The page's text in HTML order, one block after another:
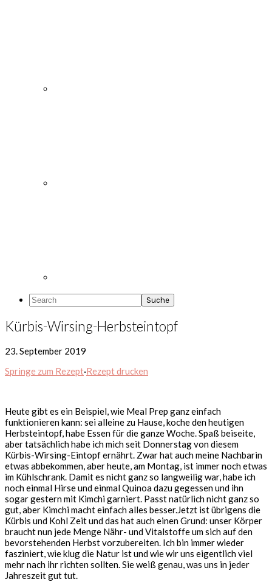
Search
Kürbis-Wirsing-Herbsteintopf
23. September 2019
Springe zum Rezept·Rezept drucken
Heute gibt es ein Beispiel, wie Meal Prep ganz einfach
funktionieren kann: sei alleine zu Hause, koche den heutigen
Herbsteintopf, habe Essen für die ganze Woche. Spaß beiseite,
aber tatsächlich habe ich mich seit Donnerstag von diesem
Kürbis-Wirsing-Eintopf ernährt. Zwar hat auch meine Nachbarin
etwas abbekommen, aber heute, am Montag, ist immer noch etwas
im Kühlschrank. Damit es nicht ganz so langweilig war, habe ich
noch einmal Hirse und einmal Quinoa dazu gegessen und ihn
sogar gestern mit Kimchi garniert. Passt natürlich nicht ganz so
gut, aber Kimchi macht einfach alles besser.Jetzt ist übrigens die
Kürbis und Kohl Zeit und das hat auch einen Grund: unser Körper
braucht nun jede Menge Nähr- und Vitalstoffe um sich auf den
bevorstehenden Herbst vorzubereiten. Ich bin immer wieder
fasziniert, wie klug die Natur ist und wie wir uns eigentlich viel
mehr nach ihr richten sollten. Sie weiß genau, was uns in jeder
Jahreszeit gut tut.